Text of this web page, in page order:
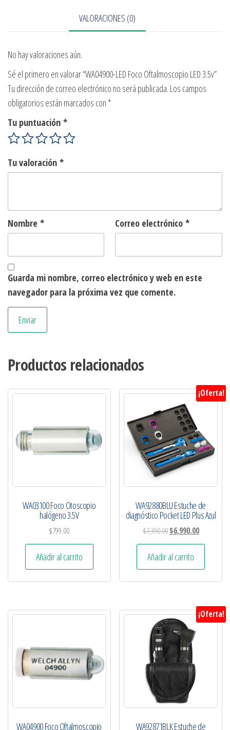
VALORACIONES (0)
No hay valoraciones aún.
Sé el primero en valorar “WA04900-LED Foco Oftalmoscopio LED 3.5v”
Tu dirección de correo electrónico no será publicada. Los campos
obligatorios están marcados con *
Tu puntuación *
Tu valoración *
Nombre * Correo electrónico *
Guarda mi nombre, correo electrónico y web en este
navegador para la próxima vez que comente.
Productos relacionados
WA03100 Foco Otoscopio
halógeno 3.5V
$799.00
Añadir al carrito
¡Oferta!
WA92880BLU Estuche de
diagnóstico Pocket LED Plus Azul
$7,390.00 $6,990.00
Añadir al carrito
WA04900 Foco Oftalmoscopio
¡Oferta!
WA92871BLK Estuche de